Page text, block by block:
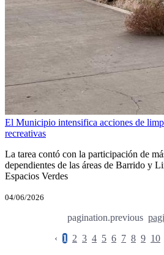
El Municipio intensifica acciones de
recreativas
La tarea contó con la participación de
dependientes de las áreas de Barrido y
Espacios Verdes
04/06/2026
pagination.previous
‹ 1 2 3 4 5 6 7 8 9 10